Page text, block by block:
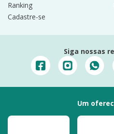
Ranking
Cadastre-se
Siga nossas
Um